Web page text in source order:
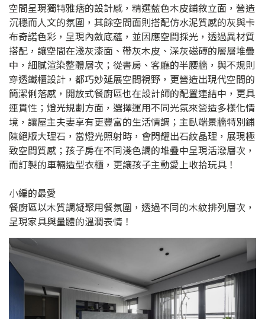
空間呈現獨特雅痞的設計感，精選藍色木皮鋪敘立面，營造
沉穩而人文的氛圍，其餘空間面則搭配仿水泥質感的灰與卡
布奇諾色彩，呈現內斂底蘊，並因應空間採光，透過異材質
搭配，讓空間在淺灰漆面、帶灰木皮、深灰磁磚的層層堆疊
中，細膩渲染整體層次；從書房、客廳的半腰牆，與不規則
穿透鐵櫃設計，都巧妙延展空間視野，更營造出現代空間的
簡潔俐落感，開放式餐廚區也在設計師的配置連結中，更具
連貫性；燈光規劃方面，選擇運用不同光氛來營造多樣化情
境，讓屋主夫妻享有更豐富的生活情調；主臥端景牆特別鋪
陳絕版大理石，當燈光照射時，會閃耀出石紋晶理，展現極
致空間質感；孩子房在不同淺色調的堆疊中呈現活潑層次，
而訂製的車輛造型衣櫃，更讓孩子主動愛上收拾玩具！
小編的最愛
餐廚區以木質調凝聚用餐氛圍，透過不同的木紋排列層次，
呈現家具與量體的溫潤表情！